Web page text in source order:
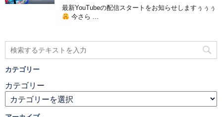
最新YouTubeの配信スタートをお知らせしますぅぅぅ
今さら ...
カテゴリー
カテゴリー